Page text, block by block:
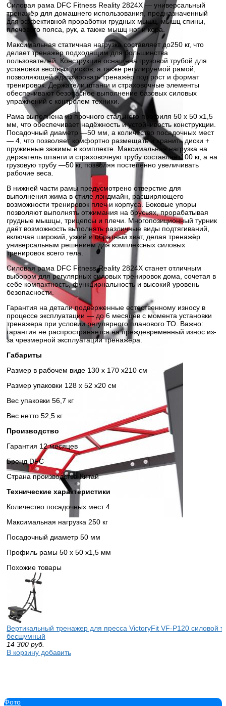
Силовая рама DFC Fitness Reality 2824X — универсальный
тренажёр для домашнего использования, предназначенный
для эффективной проработки грудных мышц, мышц спины,
плечевого пояса, рук, а также мышц ног и кора.
Максимальная статичная нагрузка составляет до250 кг, что
делает тренажёр подходящим для большинства
пользователей. Конструкция оснащена грузовой трубой для
установки весовых дисков, а также регулируемой рамой,
позволяющей адаптировать тренажёр под рост и формат
тренировок. Держатели штанги и страховочные элементы
обеспечивают безопасное выполнение базовых силовых
упражнений с контролем техники.
Рама выполнена из прочного стального профиля 50 х 50 х1,5
мм, что обеспечивает надёжность и устойчивость конструкции.
Посадочный диаметр —50 мм, а количество посадочных мест
— 4, что позволяет комфортно размещать и хранить диски +
пружинные зажимы в комплекте. Максимальная нагрузка на
держатель штанги и страховочную трубу составляет100 кг, а на
грузовую трубу —50 кг, позволяя постепенно увеличивать
рабочие веса.
В нижней части рамы предусмотрено отверстие для
выполнения жима в стиле лэндмайн, расширяющего
возможности тренировок плеч и корпуса. Боковые упоры
позволяют выполнять отжимания на брусьях, прорабатывая
грудные мышцы, трицепсы и плечи. Многопозиционный турник
даёт возможность выполнять различные виды подтягиваний,
включая широкий, узкий и обратный хват, делая тренажёр
универсальным решением для комплексных силовых
тренировок всего тела.
Силовая рама DFC Fitness Reality 2824X станет отличным
выбором для регулярных силовых тренировок дома, сочетая в
себе компактность, функциональность и высокий уровень
безопасности.
Гарантия на детали подверженные естественному износу в
процессе эксплуатации — до 6 месяцев с момента установки
тренажера при условии регулярного планового ТО. Важно:
гарантия не распространяется на преждевременный износ из-
за чрезмерной эксплуатации тренажера.
Габариты
Размер в рабочем виде 130 х 170 х210 см
Размер упаковки 128 х 52 х20 см
Вес упаковки 56,7 кг
Вес нетто 52,5 кг
Производство
Гарантия 12 месяцев
Бренд DFC
Страна производства Китай
Технические характеристики
Количество посадочных мест 4
Максимальная нагрузка 250 кг
Посадочный диаметр 50 мм
Профиль рамы 50 х 50 х1,5 мм
Похожие товары
Вертикальный тренажер для пресса VictoryFit VF-P120 силовой
бесшумный
14 300 руб.
В корзину добавить
Фото